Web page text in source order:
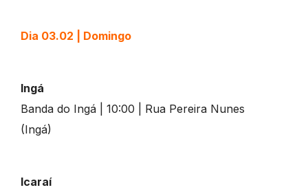
Dia 03.02 | Domingo
Ingá
Banda do Ingá | 10:00 | Rua Pereira Nunes
(Ingá)
Icaraí